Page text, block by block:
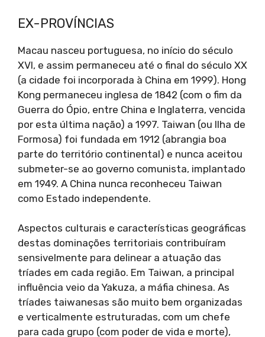
EX-PROVÍNCIAS
Macau nasceu portuguesa, no início do século
XVI, e assim permaneceu até o final do século XX
(a cidade foi incorporada à China em 1999). Hong
Kong permaneceu inglesa de 1842 (com o fim da
Guerra do Ópio, entre China e Inglaterra, vencida
por esta última nação) a 1997. Taiwan (ou Ilha de
Formosa) foi fundada em 1912 (abrangia boa
parte do território continental) e nunca aceitou
submeter-se ao governo comunista, implantado
em 1949. A China nunca reconheceu Taiwan
como Estado independente.
Aspectos culturais e características geográficas
destas dominações territoriais contribuíram
sensivelmente para delinear a atuação das
tríades em cada região. Em Taiwan, a principal
influência veio da Yakuza, a máfia chinesa. As
tríades taiwanesas são muito bem organizadas
e verticalmente estruturadas, com um chefe
para cada grupo (com poder de vida e morte),